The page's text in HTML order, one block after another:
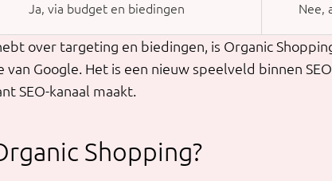
Ja, via budget en biedingen Nee,
over targeting en biedingen, is Organic
Google. Het is een nieuw speelveld binnen
SEO-kanaal maakt.
Shopping?